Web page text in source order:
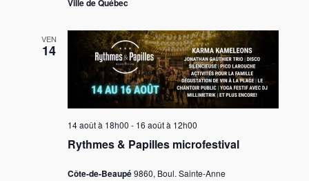
Ville de Québec
VEN
14
Rythmes & Papilles microfestival
14 août à 18h00 - 16 août à 12h00
Côte-de-Beaupé9860, Boul. Sainte-Anne